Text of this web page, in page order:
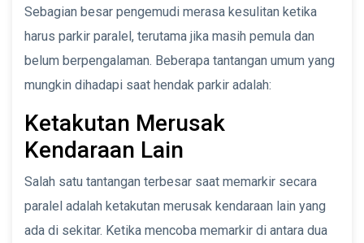
Sebagian besar pengemudi merasa kesulitan ketika
harus parkir paralel, terutama jika masih pemula dan
belum berpengalaman. Beberapa tantangan umum yang
mungkin dihadapi saat hendak parkir adalah:
Ketakutan Merusak
Kendaraan Lain
Salah satu tantangan terbesar saat memarkir secara
paralel adalah ketakutan merusak kendaraan lain yang
ada di sekitar. Ketika mencoba memarkir di antara dua